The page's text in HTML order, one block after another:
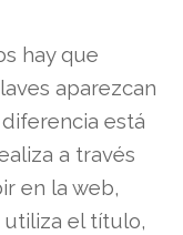
hay que
aparezcan
está
a través
en la web,
utiliza el título,